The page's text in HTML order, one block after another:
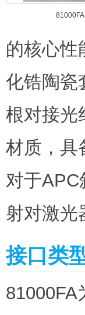
81000FA
的核心性
化锆陶瓷
根对接光
材质，具
对于APC
射对激光
接口类
81000FA